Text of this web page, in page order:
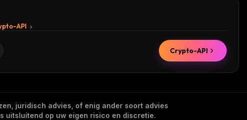
API
Crypto-API
juridisch advies, of enig ander soort advies
uitsluitend op uw eigen risico en discretie.